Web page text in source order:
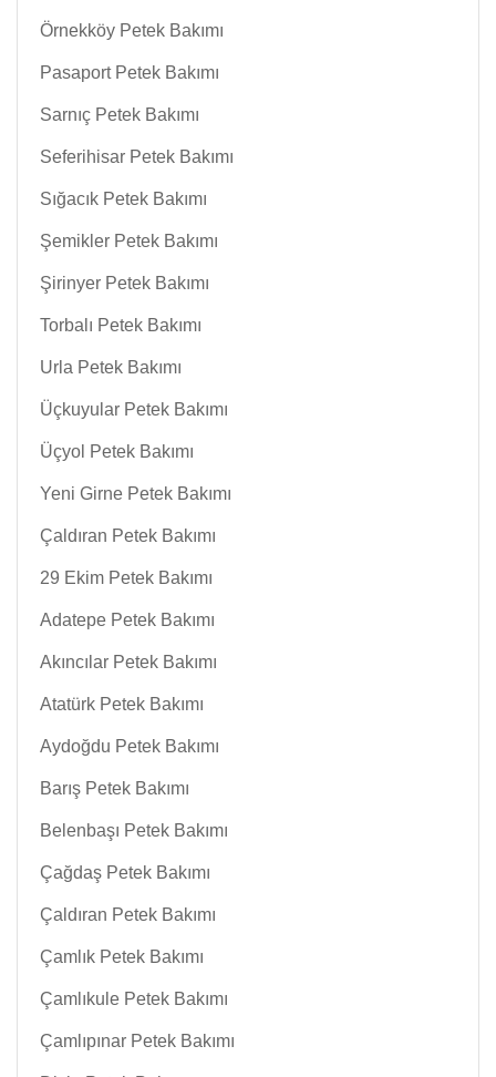
Örnekköy Petek Bakımı
Pasaport Petek Bakımı
Sarnıç Petek Bakımı
Seferihisar Petek Bakımı
Sığacık Petek Bakımı
Şemikler Petek Bakımı
Şirinyer Petek Bakımı
Torbalı Petek Bakımı
Urla Petek Bakımı
Üçkuyular Petek Bakımı
Üçyol Petek Bakımı
Yeni Girne Petek Bakımı
Çaldıran Petek Bakımı
29 Ekim Petek Bakımı
Adatepe Petek Bakımı
Akıncılar Petek Bakımı
Atatürk Petek Bakımı
Aydoğdu Petek Bakımı
Barış Petek Bakımı
Belenbaşı Petek Bakımı
Çağdaş Petek Bakımı
Çaldıran Petek Bakımı
Çamlık Petek Bakımı
Çamlıkule Petek Bakımı
Çamlıpınar Petek Bakımı